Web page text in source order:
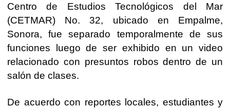
Centro de Estudios Tecnológicos del Mar
(CETMAR) No. 32, ubicado en Empalme,
Sonora, fue separado temporalmente de sus
funciones luego de ser exhibido en un video
relacionado con presuntos robos dentro de un
salón de clases.
De acuerdo con reportes locales, estudiantes y